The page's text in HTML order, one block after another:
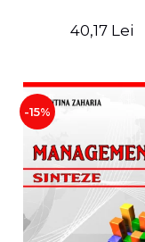
40,17 Lei
-15%